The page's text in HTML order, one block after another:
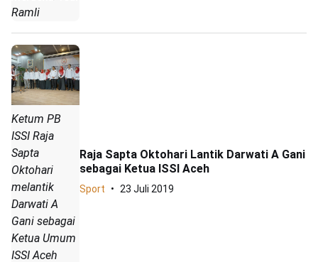
Ramli
Ketum PB
ISSI Raja
Sapta
Oktohari
melantik
Darwati A
Gani sebagai
Ketua Umum
ISSI Aceh
Raja Sapta Oktohari Lantik Darwati A Gani
sebagai Ketua ISSI Aceh
Sport 23 Juli 2019